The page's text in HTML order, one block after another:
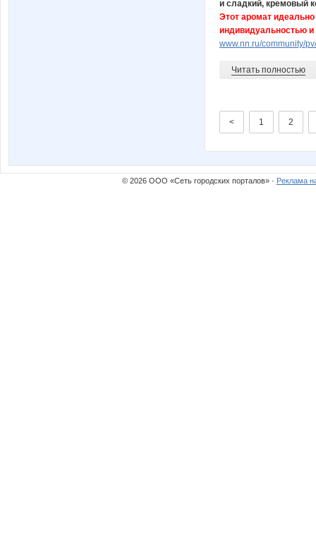
и сладкий, кремовый
Этот аромат
индивидуальностью
www.nn.ru/community/
Читать полностью
< 1 2
© 2026 ООО «Сеть городских порталов» · Реклама